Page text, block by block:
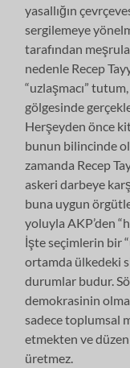
yasallığın
sergilemeye
tarafından
nedenle Recep
“uzlaşmacı”
gölgesinde
Herşeyden önce
bunun bilincinde
zamanda Recep
askeri darbeye
buna uygun
yoluyla AKP’den
İşte seçimlerin bir
ortamda ülkedeki
durumlar budur.
demokrasinin
sadece toplumsal
etmekten ve
üretmez.